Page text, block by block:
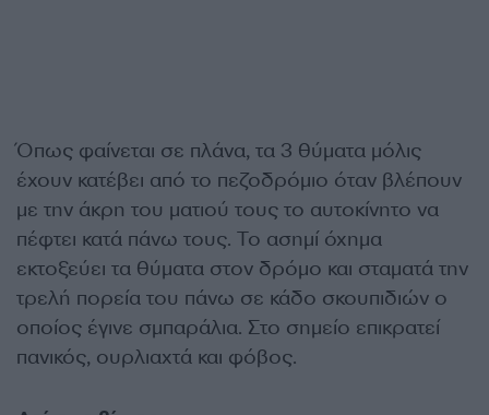
Όπως φαίνεται σε πλάνα, τα 3 θύματα μόλις
έχουν κατέβει από το πεζοδρόμιο όταν βλέπουν
με την άκρη του ματιού τους το αυτοκίνητο να
πέφτει κατά πάνω τους. Το ασημί όχημα
εκτοξεύει τα θύματα στον δρόμο και σταματά την
τρελή πορεία του πάνω σε κάδο σκουπιδιών ο
οποίος έγινε σμπαράλια. Στο σημείο επικρατεί
πανικός, ουρλιαχτά και φόβος.